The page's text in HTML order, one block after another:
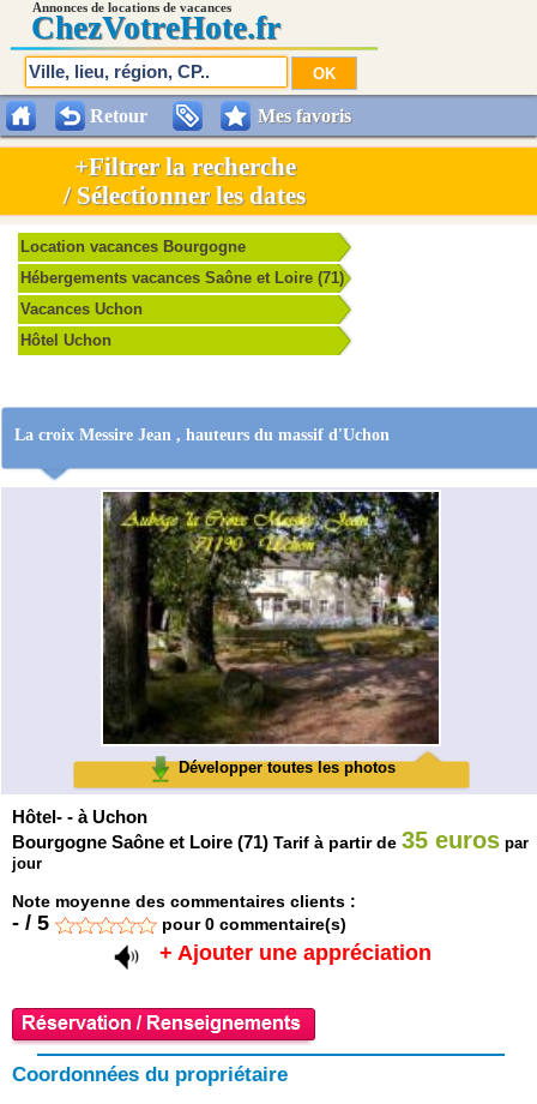
Location vacances Bourgogne
Hébergements vacances Saône et Loire (71)
Vacances Uchon
Hôtel Uchon
La croix Messire Jean , hauteurs du massif d'Uchon
Développer toutes les photos
Hôtel- - à Uchon
Bourgogne Saône et Loire (71) Tarif à partir de 35 euros par
jour
Note moyenne des commentaires clients :
- / 5 pour0 commentaire(s)
+ Ajouter une appréciation
Coordonnées du propriétaire
Retour Mes favoris
Annonces de locations de vacances
ChezVotreHote.fr
+Filtrer la recherche
/ Sélectionner les dates